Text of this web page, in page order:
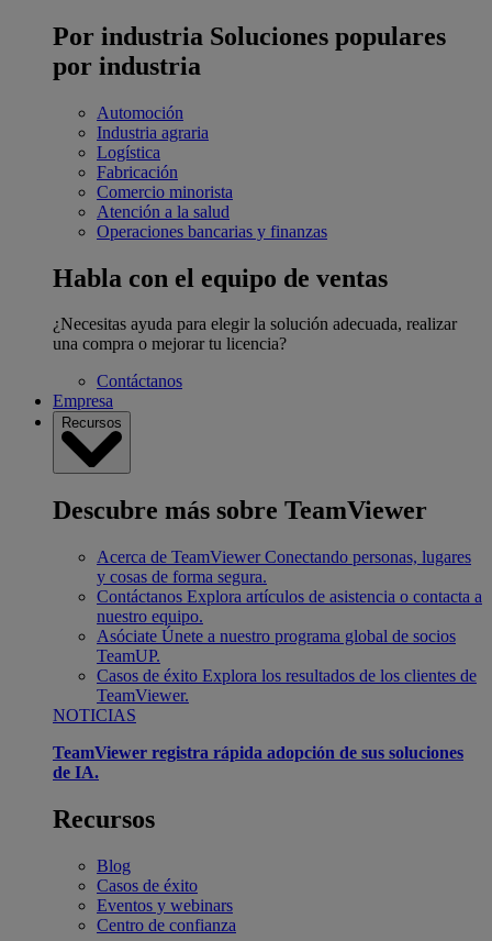
Por industria Soluciones populares
por industria
Automoción
Industria agraria
Logística
Fabricación
Comercio minorista
Atención a la salud
Operaciones bancarias y finanzas
Habla con el equipo de ventas
¿Necesitas ayuda para elegir la solución adecuada, realizar
una compra o mejorar tu licencia?
Contáctanos
Empresa
Recursos
Descubre más sobre TeamViewer
Acerca de TeamViewer Conectando personas, lugares
y cosas de forma segura.
Contáctanos Explora artículos de asistencia o contacta a
nuestro equipo.
Asóciate Únete a nuestro programa global de socios
TeamUP.
Casos de éxito Explora los resultados de los clientes de
TeamViewer.
NOTICIAS
TeamViewer registra rápida adopción de sus soluciones
de IA.
Recursos
Blog
Casos de éxito
Eventos y webinars
Centro de confianza